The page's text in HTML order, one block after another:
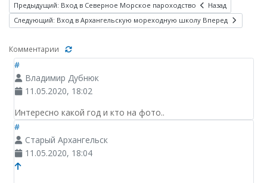
Предыдущий: Вход в Северное Морское пароходство
Назад
Следующий: Вход в Архангельскую мореходную школу Вперед
Комментарии
#
Владимир Дубнюк
11.05.2020, 18:02
Интересно какой год и кто на фото..
#
Старый Архангельск
11.05.2020, 18:04